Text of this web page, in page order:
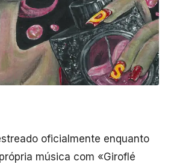
oficialmente enquanto
música com «Giroflé